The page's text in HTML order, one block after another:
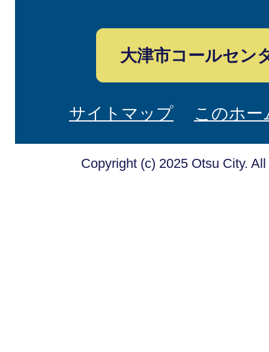
大津市コールセン
サイトマップ このホ
Copyright (c) 2025 Otsu City.